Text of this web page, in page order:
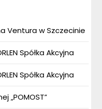
Ventura w Szczecinie
Spółka Akcyjna
Spółka Akcyjna
„POMOST”